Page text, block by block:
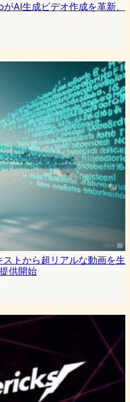
AI生成ビデオ作成を革新、
トから超リアルな動画を生
供開始